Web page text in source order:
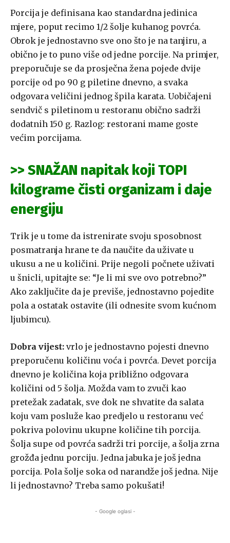
Porcija je definisana kao standardna jedinica
mjere, poput recimo 1/2 šolje kuhanog povrća.
Obrok je jednostavno sve ono što je na tanjiru, a
obično je to puno više od jedne porcije. Na primjer,
preporučuje se da prosječna žena pojede dvije
porcije od po 90 g piletine dnevno, a svaka
odgovara veličini jednog špila karata. Uobičajeni
sendvič s piletinom u restoranu obično sadrži
dodatnih 150 g. Razlog: restorani mame goste
većim porcijama.
>> SNAŽAN napitak koji TOPI
kilograme čisti organizam i daje
energiju
Trik je u tome da istrenirate svoju sposobnost
posmatranja hrane te da naučite da uživate u
ukusu a ne u količini. Prije negoli počnete uživati
u šnicli, upitajte se: “Je li mi sve ovo potrebno?”
Ako zaključite da je previše, jednostavno pojedite
pola a ostatak ostavite (ili odnesite svom kućnom
ljubimcu).
Dobra vijest: vrlo je jednostavno pojesti dnevno
preporučenu količinu voća i povrća. Devet porcija
dnevno je količina koja približno odgovara
količini od 5 šolja. Možda vam to zvuči kao
pretežak zadatak, sve dok ne shvatite da salata
koju vam posluže kao predjelo u restoranu već
pokriva polovinu ukupne količine tih porcija.
Šolja supe od povrća sadrži tri porcije, a šolja zrna
grožđa jednu porciju. Jedna jabuka je još jedna
porcija. Pola šolje soka od narandže još jedna. Nije
li jednostavno? Treba samo pokušati!
- Google oglasi -